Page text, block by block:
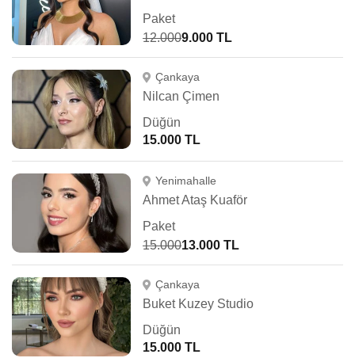
Paket
12.0009.000 TL
Çankaya
Nilcan Çimen
Düğün
15.000 TL
Yenimahalle
Ahmet Ataş Kuaför
Paket
15.00013.000 TL
Çankaya
Buket Kuzey Studio
Düğün
15.000 TL